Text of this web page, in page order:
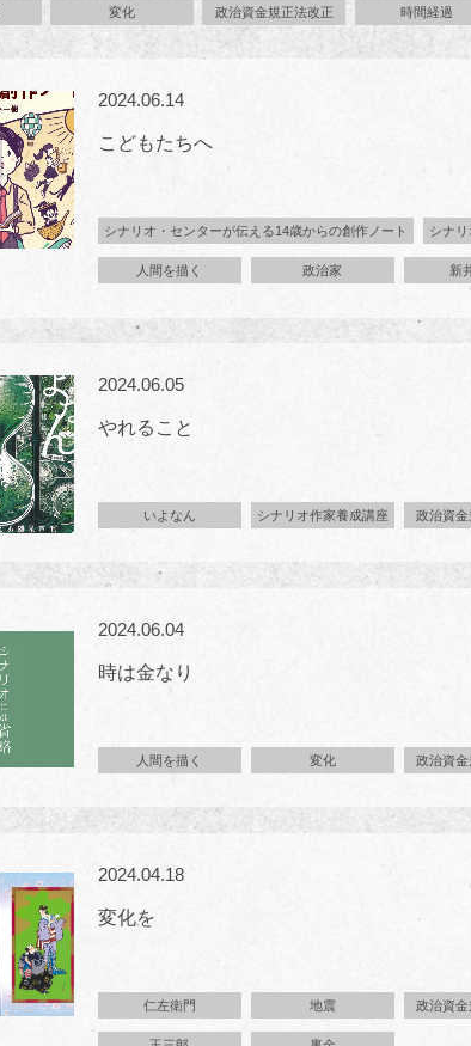
変化 政治資金規正法改正 時間経過
2024.06.14
こどもたちへ
シナリオ・センターが伝える14歳からの創作ノート シナ
人間を描く 政治家 新
2024.06.05
やれること
いよなん シナリオ作家養成講座 政治資
2024.06.04
時は金なり
人間を描く 変化 政治資
2024.04.18
変化を
仁左衛門 地震 政治資